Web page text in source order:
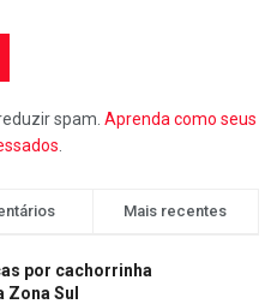
spam. Aprenda como seus
Mais recentes
por cachorrinha
Zona Sul